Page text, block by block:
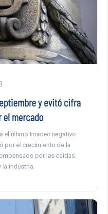
y evitó cifra
mercado
el último Imacec negativo
por el crecimiento de la
por las caídas
la industria.